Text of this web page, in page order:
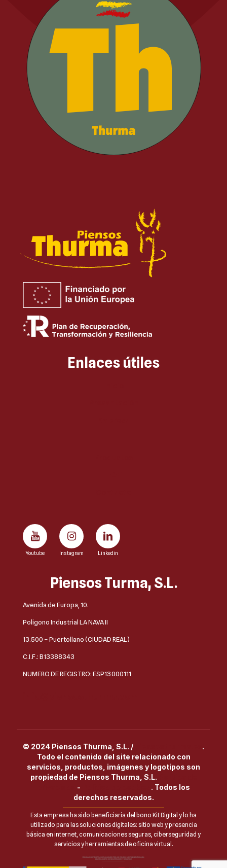
Enlaces útiles
Youtube Instagram Linkedin
Piensos Turma, S.L.
Avenida de Europa, 10.
Poligono Industrial LA NAVA II
13.500 – Puertollano (CIUDAD REAL)
C.I.F.: B13388343
NUMERO DE REGISTRO: ESP13000111
© 2024 Piensos Thurma, S.L. /
.
Todo el contenido del site relacionado con
servicios, productos, imágenes y logotipos son
propiedad de Piensos Thurma, S.L.
-
. Todos los
derechos reservados.
Esta empresa ha sido beneficiaria del bono Kit Digital y lo ha
utilizado para las soluciones digitales: sitio web y presencia
básica en internet, comunicaciones seguras, ciberseguridad y
servicios y herramientas de oficina virtual.